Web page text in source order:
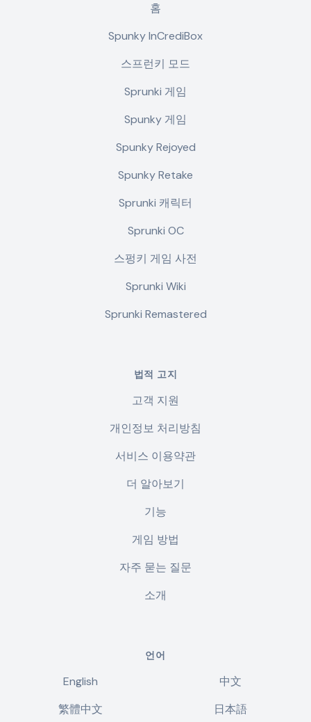
홈
Spunky InCrediBox
스프런키 모드
Sprunki 게임
Spunky 게임
Spunky Rejoyed
Spunky Retake
Sprunki 캐릭터
Sprunki OC
스펑키 게임 사전
Sprunki Wiki
Sprunki Remastered
법적 고지
고객 지원
개인정보 처리방침
서비스 이용약관
더 알아보기
기능
게임 방법
자주 묻는 질문
소개
언어
English
中文
繁體中文
日本語